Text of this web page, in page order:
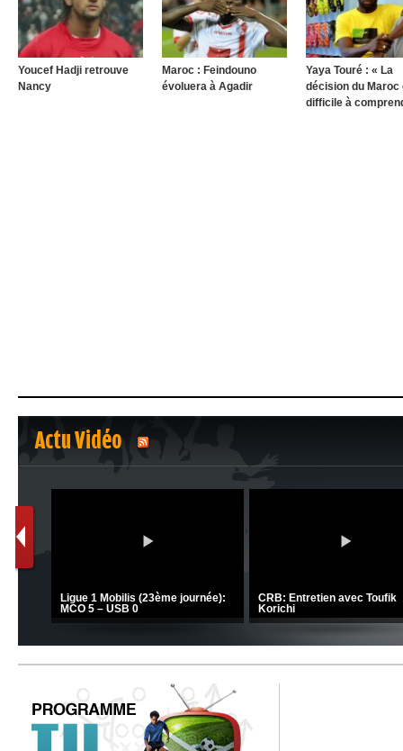
Youcef Hadji retrouve
Nancy
Maroc : Feindouno
évoluera à Agadir
Yaya Touré : « La
décision du Maroc
difficile à
Actu Vidéo
1 2
CRB: Entretien avec Toufik
Korichi
Ligue 1 Mobilis (23ème journée):
MCO 5 – USB 0